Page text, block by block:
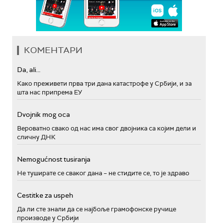
КОМЕНТАРИ
Da, ali...
Како преживети прва три дана катастрофе у Србији, и за
шта нас припрема ЕУ
Dvojnik mog oca
Вероватно свако од нас има свог двојника са којим дели и
сличну ДНК
Nemogućnost tusiranja
Не туширате се сваког дана – не стидите се, то је здраво
Cestitke za uspeh
Да ли сте знали да се најбоље грамофонске ручице
производе у Србији